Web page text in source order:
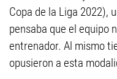
Copa de la Liga 2022),
pensaba que el equipo
entrenador. Al mismo
opusieron a esta